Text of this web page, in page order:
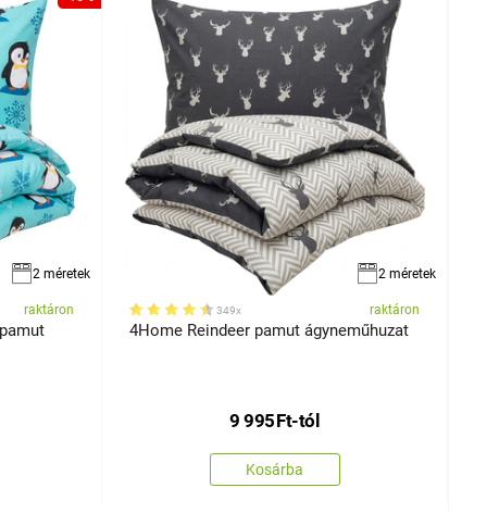
2 méretek
raktáron
2 méretek
349x raktáron
4Home Reindeer pamut ágyneműhuzat
9 995Ft-tól
Kosárba